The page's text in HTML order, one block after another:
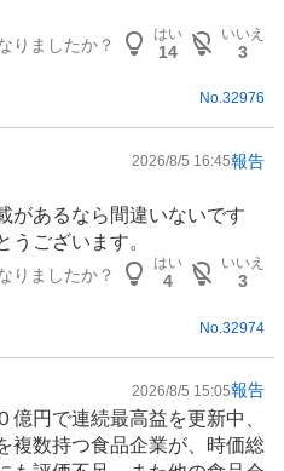
りましたか？
はい
14
いいえ
3
No.32976
2026/8/5 16:45報告
があるなら間違いないです
うございます。
りましたか？
はい
4
いいえ
3
No. 32974
2026/8/5 15:05報告
億円で連続最高益を更新中、
複数持つ食品企業が、時価総